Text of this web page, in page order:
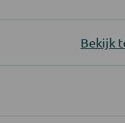
Bekijk